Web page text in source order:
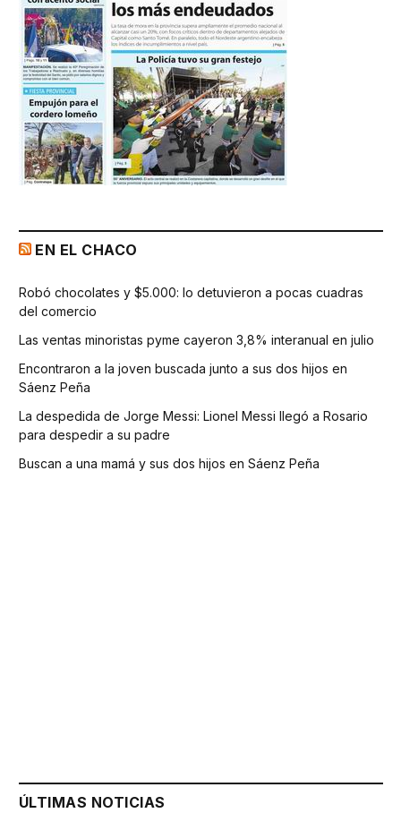
EN EL CHACO
Robó chocolates y $5.000: lo detuvieron a pocas cuadras
del comercio
Las ventas minoristas pyme cayeron 3,8% interanual en julio
Encontraron a la joven buscada junto a sus dos hijos en
Sáenz Peña
La despedida de Jorge Messi: Lionel Messi llegó a Rosario
para despedir a su padre
Buscan a una mamá y sus dos hijos en Sáenz Peña
ÚLTIMAS NOTICIAS